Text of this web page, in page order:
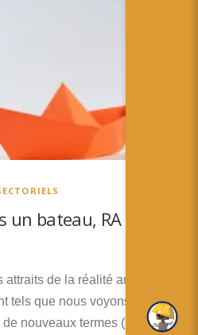
un bateau, RA tombe
de la réalité augmentée
tels que nous voyons
nouveaux termes (réalité